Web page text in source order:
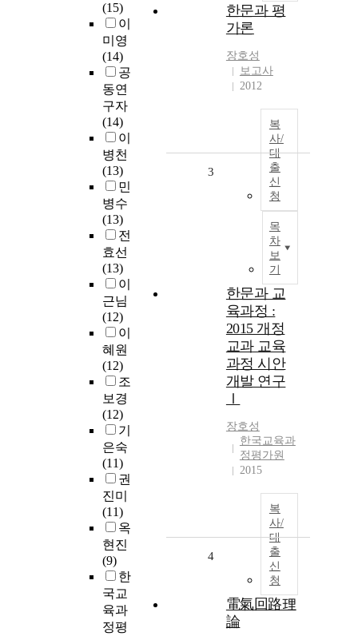
(15)
이
미영
(14)
공
동연
구자
(14)
이
병천
(13)
민
병수
(13)
전
효선
(13)
이
근님
(12)
이
혜원
(12)
조
보경
(12)
기
은숙
(11)
권
진미
(11)
옥
현진
(9)
한
국교
육과
정평
한문과 평
가론
장호성
보고사
2012
복
사/
대
출
신
청
목
차
보
기
3
한문과 교
육과정 :
2015 개정
교과 교육
과정 시안
개발 연구
Ⅰ
장호성
한국교육과
정평가원
2015
복
사/
대
출
신
청
4
電氣回路理
論